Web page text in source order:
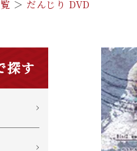
だんじり DVD
探す